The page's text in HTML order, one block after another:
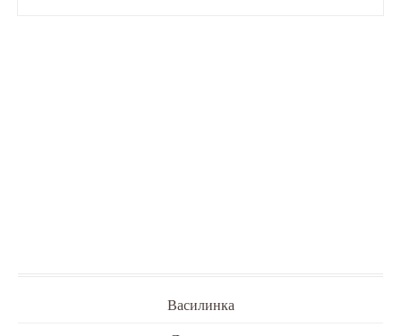
Василинка